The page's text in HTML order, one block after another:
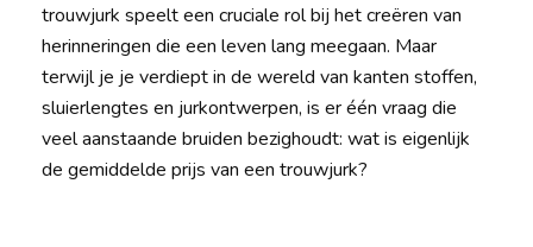
trouwjurk speelt een cruciale rol bij het creëren van
herinneringen die een leven lang meegaan. Maar
terwijl je je verdiept in de wereld van kanten stoffen,
sluierlengtes en jurkontwerpen, is er één vraag die
veel aanstaande bruiden bezighoudt: wat is eigenlijk
de gemiddelde prijs van een trouwjurk?